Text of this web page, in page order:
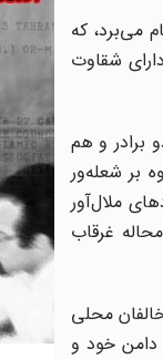
گیلویه» نام می‌برد، که
شقاوت
برادر و هم
بر شعله‌ور
نبردهای ملا‌ل‌آور
غرقاب
در اثر تحریکات مخالفان محلی
دامن خود و